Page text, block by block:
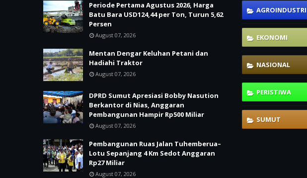
Periode Pertama Agustus 2026, Harga
Batu Bara USD124,44 per Ton, Turun 5,62
Persen
August 07, 2026
Mentan Dengar Keluhan Petani dan
Hadiahi Traktor
August 07, 2026
DPRD Sumut Apresiasi Bobby Nasution
Berkantor di Nias, Anggaran
Pembangunan Hampir Rp500 Miliar
August 07, 2026
Pembangunan Ruas Jalan Tuhemberua–
Lotu Sepanjang 4 Km Sedot Anggaran
Rp27 Miliar
August 07, 2026
AGROINDUSTRI
EKONOMI
NASIONAL
PERISTIWA
SUMUT